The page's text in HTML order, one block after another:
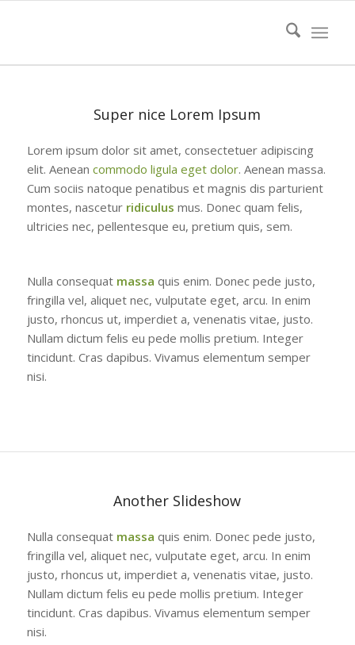
Super nice Lorem Ipsum
Lorem ipsum dolor sit amet, consectetuer adipiscing
elit. Aenean commodo ligula eget dolor. Aenean massa.
Cum sociis natoque penatibus et magnis dis parturient
montes, nascetur ridiculus mus. Donec quam felis,
ultricies nec, pellentesque eu, pretium quis, sem.
Nulla consequat massa quis enim. Donec pede justo,
fringilla vel, aliquet nec, vulputate eget, arcu. In enim
justo, rhoncus ut, imperdiet a, venenatis vitae, justo.
Nullam dictum felis eu pede mollis pretium. Integer
tincidunt. Cras dapibus. Vivamus elementum semper
nisi.
Another Slideshow
Nulla consequat massa quis enim. Donec pede justo,
fringilla vel, aliquet nec, vulputate eget, arcu. In enim
justo, rhoncus ut, imperdiet a, venenatis vitae, justo.
Nullam dictum felis eu pede mollis pretium. Integer
tincidunt. Cras dapibus. Vivamus elementum semper
nisi.